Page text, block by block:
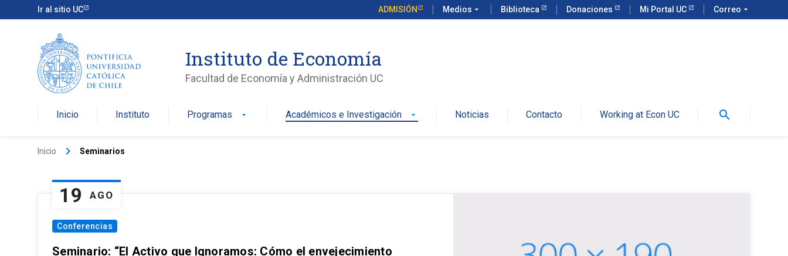
Ir al sitio UC ADMISIÓN Medios arrow_drop_down Biblioteca Donaciones Mi Portal UC Correo arrow_drop_down
Instituto de Economía
Facultad de Economía y Administración UC
Inicio Instituto Programas arrow_drop_down Académicos e Investigación arrow_drop_down Noticias Contacto Working at Econ UC search
Inicio keyboard_arrow_right Seminarios
19 AGO
Conferencias
Seminario: “El Activo que Ignoramos: Cómo el envejecimiento